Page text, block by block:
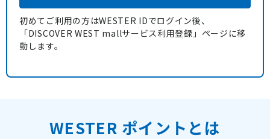
初めてご利用の方はWESTER IDでログイン後、
「DISCOVER WEST mallサービス利用登録」ページに移
動します。
WESTER ポイントとは